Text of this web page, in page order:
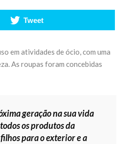
Tweet
em atividades de ócio, com uma
As roupas foram concebidas
geração na sua vida
os produtos da
para o exterior e a